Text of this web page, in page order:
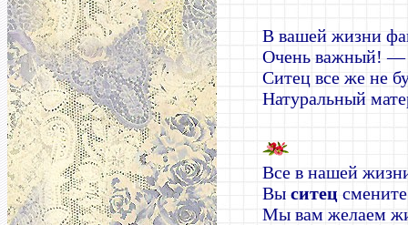
В вашей жизни
Очень важный! —
Ситец все же не
Натуральный
Все в нашей
Вы ситец
Мы вам желаем